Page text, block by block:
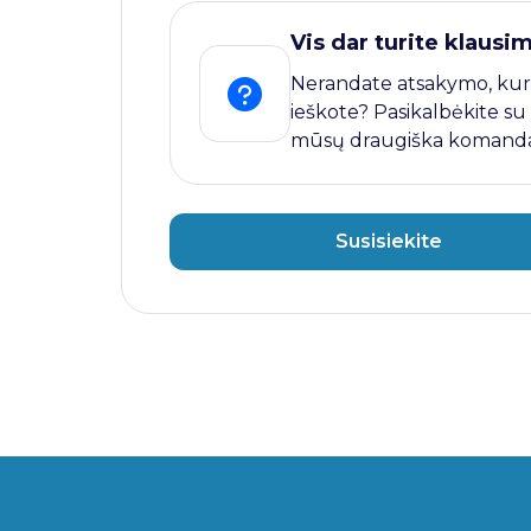
Vis dar turite
Nerandate atsakymo,
ieškote? Pasikalbėkite su
mūsų draugiška
Susisiekite